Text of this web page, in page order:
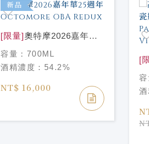
新品
[限量] 奧特摩2026嘉年華
25週年Octomore OBA
Redux
容量： 700ML
酒精濃度： 54.2%
NT$ 16,000
[